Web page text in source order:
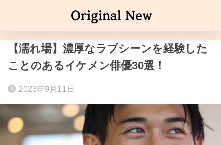
【濡れ場】濃厚なラブシーンを経験した
ことのあるイケメン俳優30選！
2023年9月11日